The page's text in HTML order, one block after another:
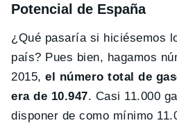
Potencial de España
¿Qué pasaría si hiciésemos
país? Pues bien, hagamos
2015,el número total de
era de 10.947. Casi 11.000
disponer de como mínimo